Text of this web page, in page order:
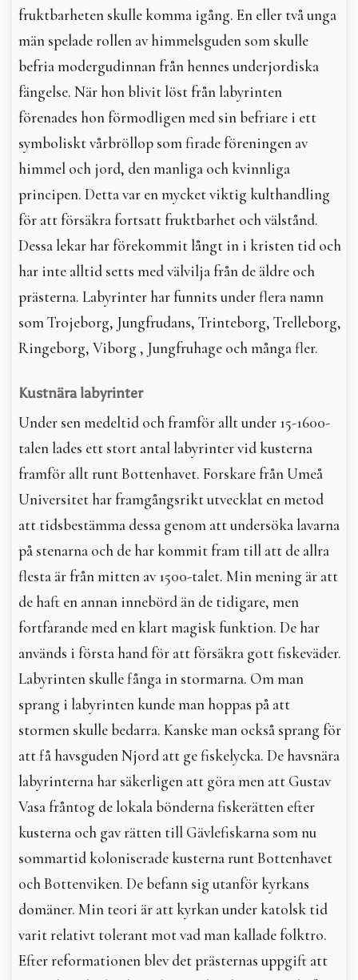
fruktbarheten skulle komma igång. En eller två unga
män spelade rollen av himmelsguden som skulle
befria modergudinnan från hennes underjordiska
fängelse. När hon blivit löst från labyrinten
förenades hon förmodligen med sin befriare i ett
symboliskt vårbröllop som firade föreningen av
himmel och jord, den manliga och kvinnliga
principen. Detta var en mycket viktig kulthandling
för att försäkra fortsatt fruktbarhet och välstånd.
Dessa lekar har förekommit långt in i kristen tid och
har inte alltid setts med välvilja från de äldre och
prästerna. Labyrinter har funnits under flera namn
som Trojeborg, Jungfrudans, Trinteborg, Trelleborg,
Ringeborg, Viborg , Jungfruhage och många fler.
Kustnära labyrinter
Under sen medeltid och framför allt under 15-1600-
talen lades ett stort antal labyrinter vid kusterna
framför allt runt Bottenhavet. Forskare från Umeå
Universitet har framgångsrikt utvecklat en metod
att tidsbestämma dessa genom att undersöka lavarna
på stenarna och de har kommit fram till att de allra
flesta är från mitten av 1500-talet. Min mening är att
de haft en annan innebörd än de tidigare, men
fortfarande med en klart magisk funktion. De har
används i första hand för att försäkra gott fiskeväder.
Labyrinten skulle fånga in stormarna. Om man
sprang i labyrinten kunde man hoppas på att
stormen skulle bedarra. Kanske man också sprang för
att få havsguden Njord att ge fiskelycka. De havsnära
labyrinterna har säkerligen att göra men att Gustav
Vasa fråntog de lokala bönderna fiskerätten efter
kusterna och gav rätten till Gävlefiskarna som nu
sommartid koloniserade kusterna runt Bottenhavet
och Bottenviken. De befann sig utanför kyrkans
domäner. Min teori är att kyrkan under katolsk tid
varit relativt tolerant mot vad man kallade folktro.
Efter reformationen blev det prästernas uppgift att